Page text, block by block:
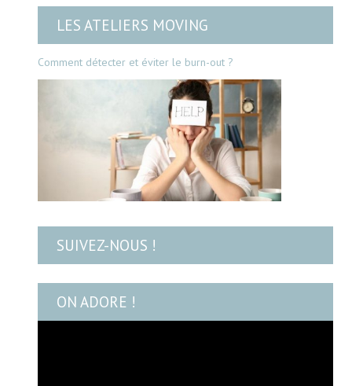
LES ATELIERS MOVING
Comment détecter et éviter le burn-out ?
SUIVEZ-NOUS !
ON ADORE !